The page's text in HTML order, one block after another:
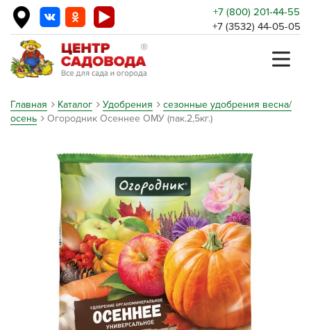
+7 (800) 201-44-55
+7 (3532) 44-05-05
Главная Каталог Удобрения
сезонные удобрения весна/
осень
Огородник Осеннее ОМУ (пак.2,5кг.)